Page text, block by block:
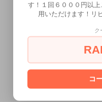
方には
あなた
[ は
す！１回６０００円以
用いただけます！リ
ク
コ